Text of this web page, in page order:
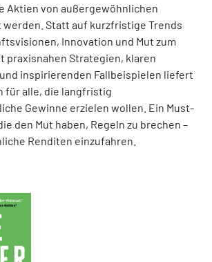
Aktien von außer­gewöhnlichen
Statt auf kurzfristige Trends
Innovation und Mut zum
praxisnahen Strategien, klaren
inspirierenden Fallbeispielen liefert
für alle, die langfristig
Gewinne erzielen wollen. Ein Must-
den Mut haben, Regeln zu brechen –
Renditen einzufahren.